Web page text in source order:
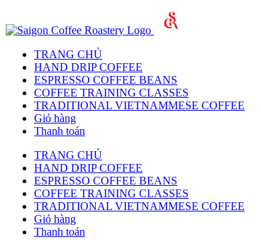
TRANG CHỦ
HAND DRIP COFFEE
ESPRESSO COFFEE BEANS
COFFEE TRAINING CLASSES
TRADITIONAL VIETNAMMESE COFFEE
Giỏ hàng
Thanh toán
TRANG CHỦ
HAND DRIP COFFEE
ESPRESSO COFFEE BEANS
COFFEE TRAINING CLASSES
TRADITIONAL VIETNAMMESE COFFEE
Giỏ hàng
Thanh toán